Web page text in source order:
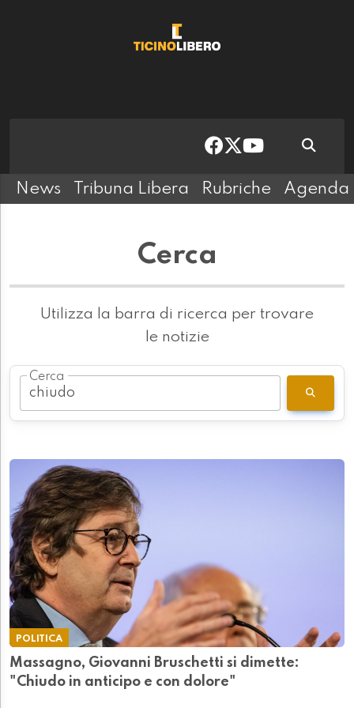
News Tribuna Libera Rubriche Agenda
Cerca
Utilizza la barra di ricerca per trovare
le notizie
Cerca
POLITICA
Massagno, Giovanni Bruschetti si dimette:
"Chiudo in anticipo e con dolore"